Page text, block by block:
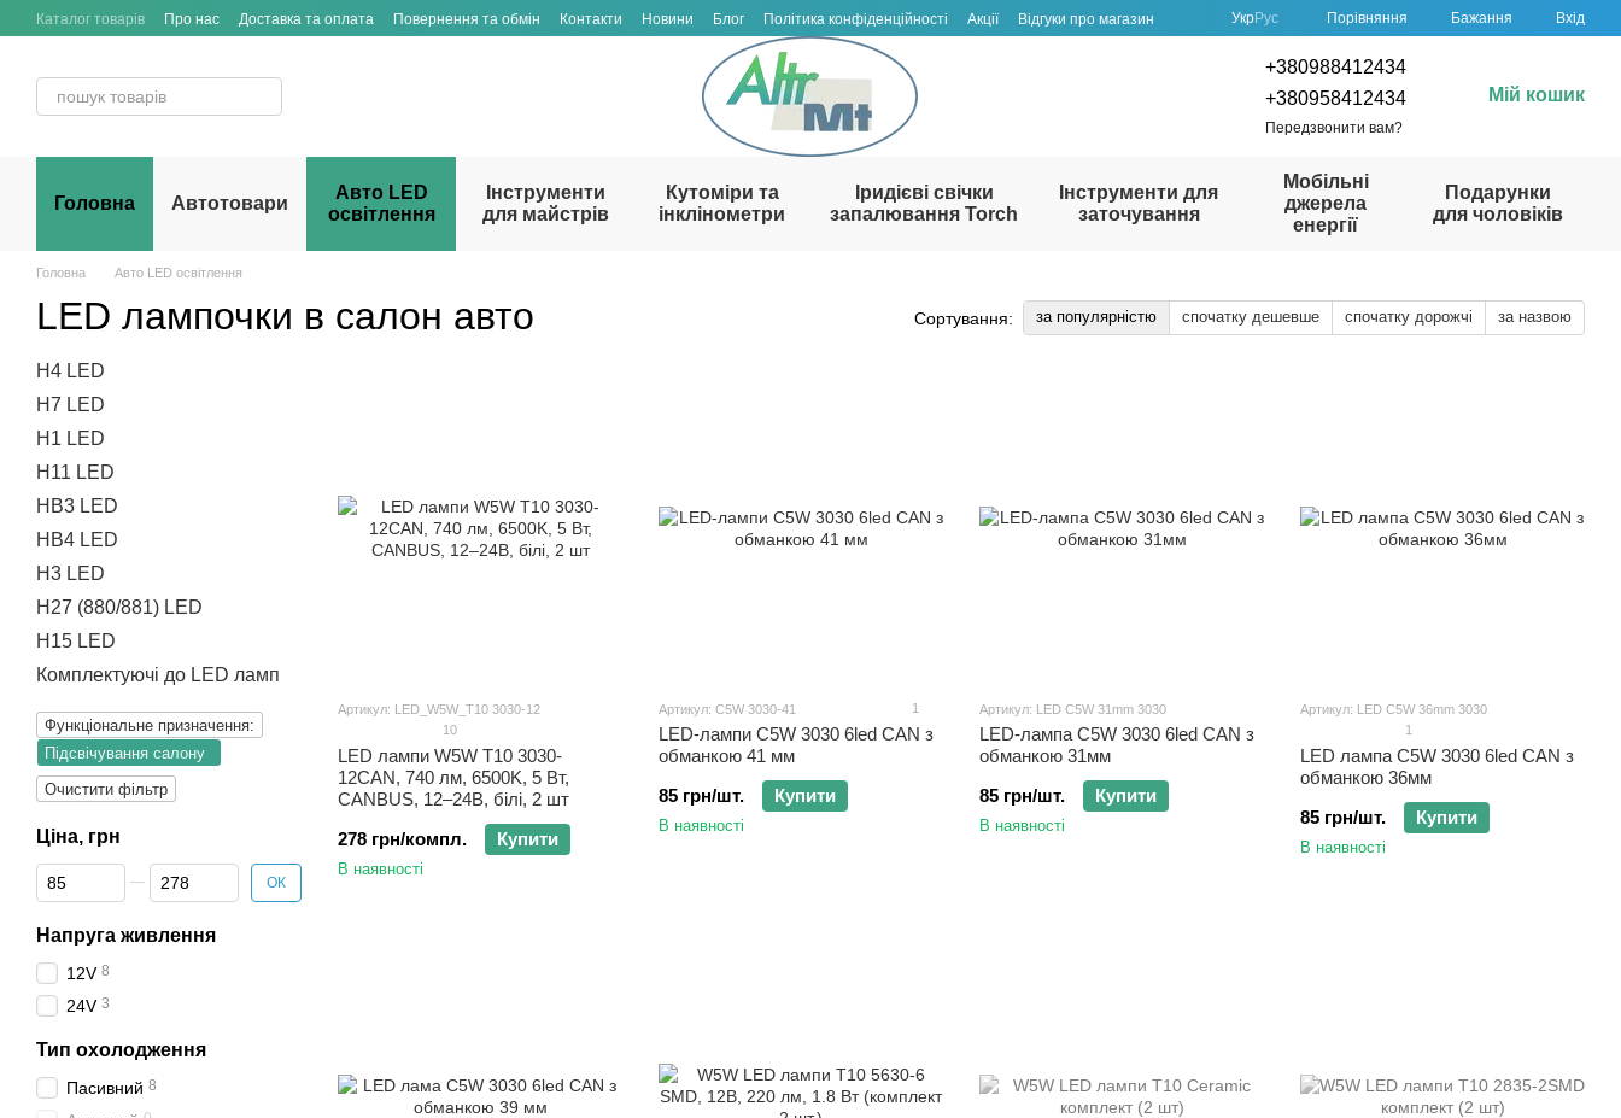
Перейти до основного контенту
Каталог товарів Про нас Доставка та оплата Повернення та обмін Контакти Новини Блог Політика конфіденційності Акції
Відгуки про магазин
УкрРус Порівняння Бажання Вхід
+380988412434
+380958412434
Передзвонити вам?
Мій кошик
Головна Автотовари
Авто LED
освітлення
Інструменти
для майстрів
Кутоміри та
інклінометри
Іридієві свічки
запалювання Torch
Інструменти для
заточування
Мобільні
джерела
енергії
Подарунки
для чоловіків
Головна Авто LED освітлення
LED лампочки в салон авто Сортування: за популярністю спочатку дешевше спочатку дорожчі за назвою
Артикул: LED_W5W_T10 3030-12
10
LED лампи W5W T10 3030-
12CAN, 740 лм, 6500K, 5 Вт,
CANBUS, 12–24В, білі, 2 шт
278 грн/компл.
Купити
В наявності
Артикул: C5W 3030-41 1
LED-лампи C5W 3030 6led CAN з
обманкою 41 мм
85 грн/шт.
Купити
В наявності
Артикул: LED C5W 31mm 3030
LED-лампа C5W 3030 6led CAN з
обманкою 31мм
85 грн/шт.
Купити
В наявності
Артикул: LED C5W 36mm 3030
1
LED лампа C5W 3030 6led CAN з
обманкою 36мм
85 грн/шт.
Купити
В наявності
H4 LED
H7 LED
H1 LED
H11 LED
HB3 LED
HB4 LED
H3 LED
H27 (880/881) LED
H15 LED
Комплектуючі до LED ламп
Функціональне призначення:
Підсвічування салону
Очистити фільтр
Ціна, грн
Від Ціна, грн
До Ціна, грн ОК
Напруга живлення
12V 8
24V 3
Тип охолодження
Пасивний 8